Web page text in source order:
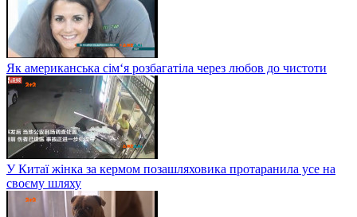
Як американська сім‘я розбагатіла через любов до чистоти
У Китаї жінка за кермом позашляховика протаранила усе на
своєму шляху